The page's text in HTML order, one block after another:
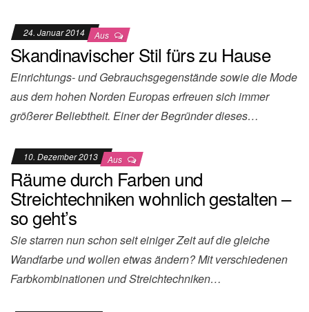
24. Januar 2014 Aus
Skandinavischer Stil fürs zu Hause
Einrichtungs- und Gebrauchsgegenstände sowie die Mode
aus dem hohen Norden Europas erfreuen sich immer
größerer Beliebtheit. Einer der Begründer dieses…
10. Dezember 2013 Aus
Räume durch Farben und
Streichtechniken wohnlich gestalten –
so geht’s
Sie starren nun schon seit einiger Zeit auf die gleiche
Wandfarbe und wollen etwas ändern? Mit ver­schiedenen
Farb­kom­binationen und Streich­techniken…